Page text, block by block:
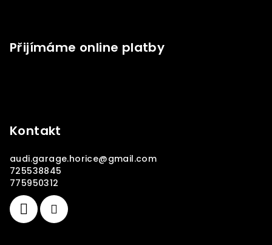
Přijímáme online platby
Kontakt
audi.garage.horice@gmail.com
725538845
775950312